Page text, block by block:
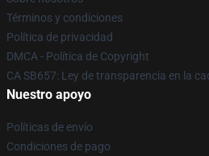
Términos y condiciones
Política de privacidad
DMCA - Política de Copyright
CA SB657: Ley de transparencia en la
Nuestro apoyo
Políticas de envío
Condiciones de pago